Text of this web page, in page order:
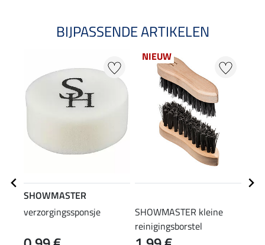
BIJPASSENDE ARTIKELEN
SHOWMASTER
verzorgingssponsje
NIEUW
SHOWMASTER kleine
reinigingsborstel